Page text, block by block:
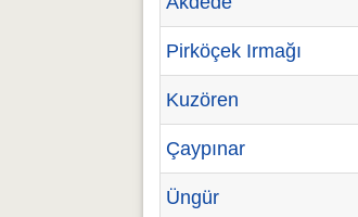
Pirköçek Irmağı
Kuzören
Çaypınar
Üngür